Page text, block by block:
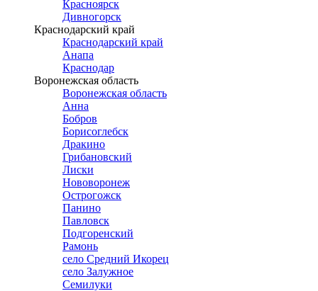
Красноярск
Дивногорск
Краснодарский край
Краснодарский край
Анапа
Краснодар
Воронежская область
Воронежская область
Анна
Бобров
Борисоглебск
Дракино
Грибановский
Лиски
Нововоронеж
Острогожск
Панино
Павловск
Подгоренский
Рамонь
село Средний Икорец
село Залужное
Семилуки